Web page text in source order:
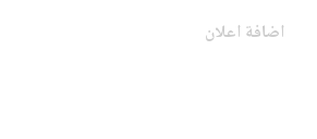
اضافة اعلان